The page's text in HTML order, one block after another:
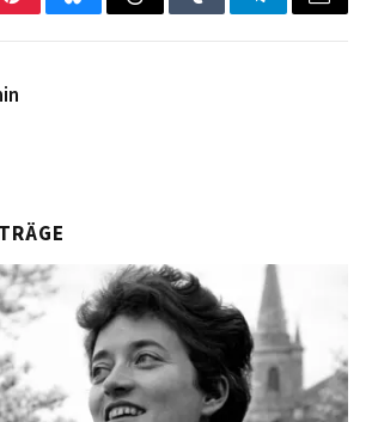
PinterestBlueskyThreadsTumblrTelegramEmail